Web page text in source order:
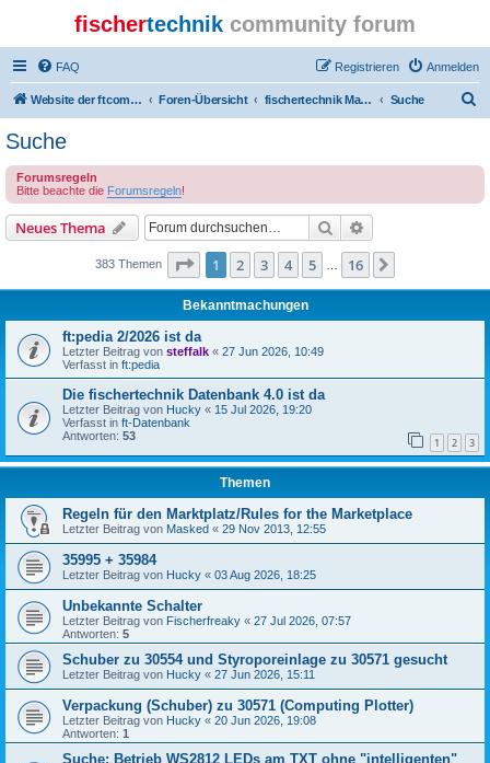
fischertechnik community forum
FAQ Anmelden
Registrieren
Website der ftcommunity Foren-Übersicht fischertechnik Marktplatz/Marketplace Suche
e
Suche
Forumsregeln
Bitte beachte die Forumsregeln!
Neues Thema Suche
383 Themen Seite 1von 16
1 2 3 4 5 16
Bekanntmachungen
ft:pedia 2/2026 ist da
Letzter Beitrag von steffalk « 27 Jun 2026, 10:49
Verfasst in ft:pedia
Die fischertechnik Datenbank 4.0 ist da
Letzter Beitrag von Hucky « 15 Jul 2026, 19:20
Verfasst in ft-Datenbank
Antworten: 53 1 2 3
Themen
Regeln für den Marktplatz/Rules for the Marketplace
Letzter Beitrag von Masked « 29 Nov 2013, 12:55
35995 + 35984
Letzter Beitrag von Hucky « 03 Aug 2026, 18:25
Unbekannte Schalter
Letzter Beitrag von Fischerfreaky « 27 Jul 2026, 07:57
Antworten: 5
Schuber zu 30554 und Styroporeinlage zu 30571 gesucht
Letzter Beitrag von Hucky « 27 Jun 2026, 15:11
Verpackung (Schuber) zu 30571 (Computing Plotter)
Letzter Beitrag von Hucky « 20 Jun 2026, 19:08
Antworten: 1
Suche: Betrieb WS2812 LEDs am TXT ohne "intelligenten"